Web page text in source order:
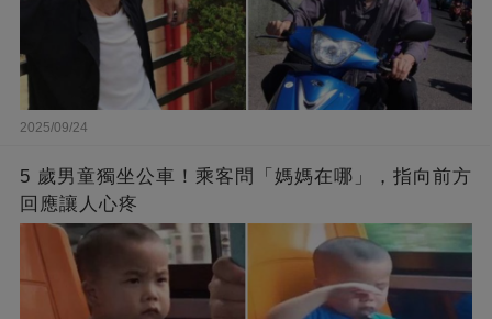
2025/09/24
5 歲男童獨坐公車！乘客問「媽媽在哪」，指向前方
回應讓人心疼